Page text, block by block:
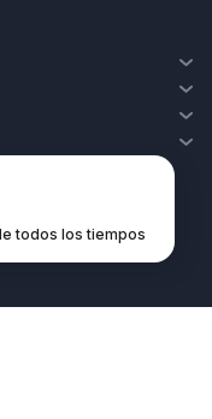
todos los tiempos